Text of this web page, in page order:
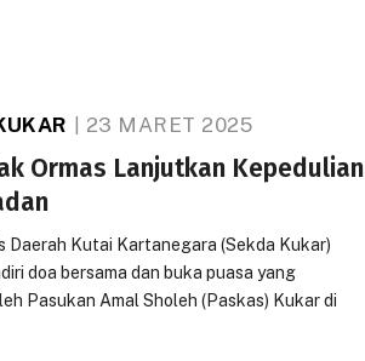
23 MARET 2025
Ormas Lanjutkan Kepedulian
Daerah Kutai Kartanegara (Sekda Kukar)
doa bersama dan buka puasa yang
Pasukan Amal Sholeh (Paskas) Kukar di